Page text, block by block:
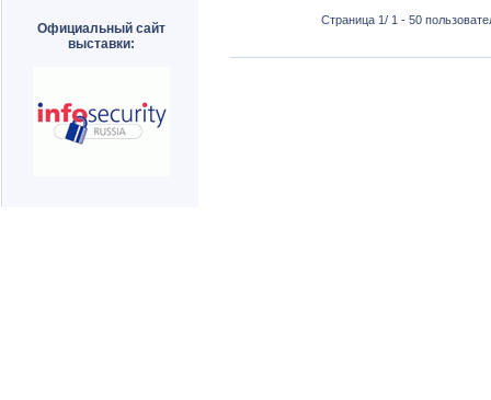
Официальный сайт
выставки:
Страница 1/ 1 - 50